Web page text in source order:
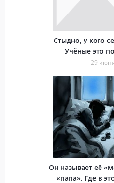
Стыдно, у кого
Учёные это
29
Он называет её
«папа». Где в